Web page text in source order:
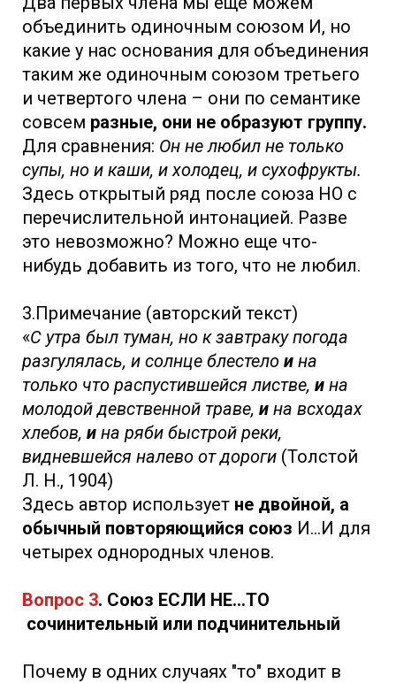
объединить одиночным союзом И, но
какие у нас основания для объединения
таким же одиночным союзом третьего
и четвертого члена – они по семантике
совсем разные, они не образуют группу.
Для сравнения: Он не любил не только
супы, но и каши, и холодец, и сухофрукты.
Здесь открытый ряд после союза НО с
перечислительной интонацией. Разве
это невозможно? Можно еще что-
нибудь добавить из того, что не любил.
3.Примечание (авторский текст)
«С утра был туман, но к завтраку погода
разгулялась, и солнце блестело и на
только что распустившейся листве, и на
молодой девственной траве, и на всходах
хлебов, и на ряби быстрой реки,
видневшейся налево от дороги (Толстой
Л. Н., 1904)
Здесь автор использует не двойной, а
обычный повторяющийся союз И…И для
четырех однородных членов.
Вопрос 3. Союз ЕСЛИ НЕ...ТО
сочинительный или подчинительный
Почему в одних случаях "то" входит в